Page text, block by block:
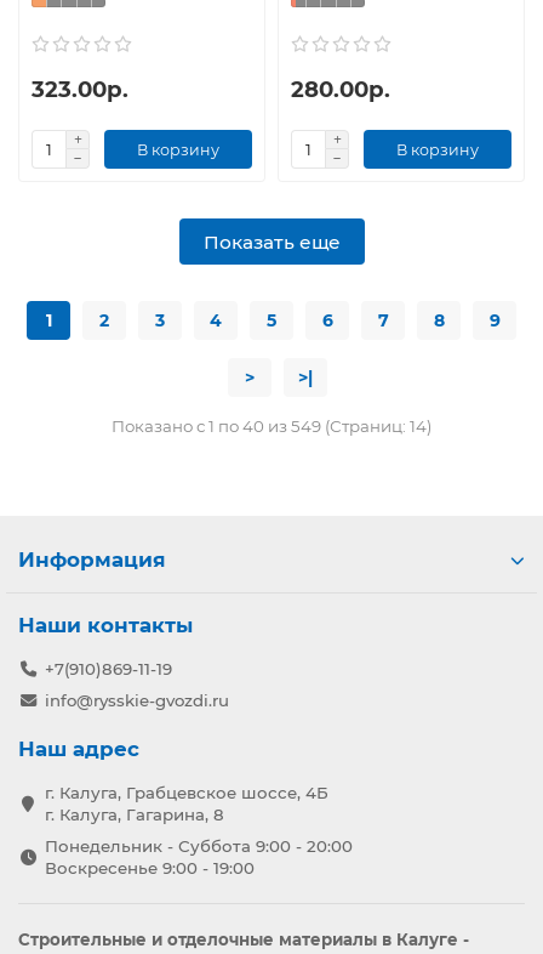
323.00р.
В корзину
280.00р.
В корзину
Показать еще
1 2 3 4 5 6 7 8 9
> >|
Показано с 1 по 40 из 549 (Страниц: 14)
Информация
Наши контакты
+7(910)869-11-19
info@rysskie-gvozdi.ru
Наш адрес
г. Калуга, Грабцевское шоссе, 4Б
г. Калуга, Гагарина, 8
Понедельник - Суббота 9:00 - 20:00
Воскресенье 9:00 - 19:00
Строительные и отделочные материалы в Калуге -